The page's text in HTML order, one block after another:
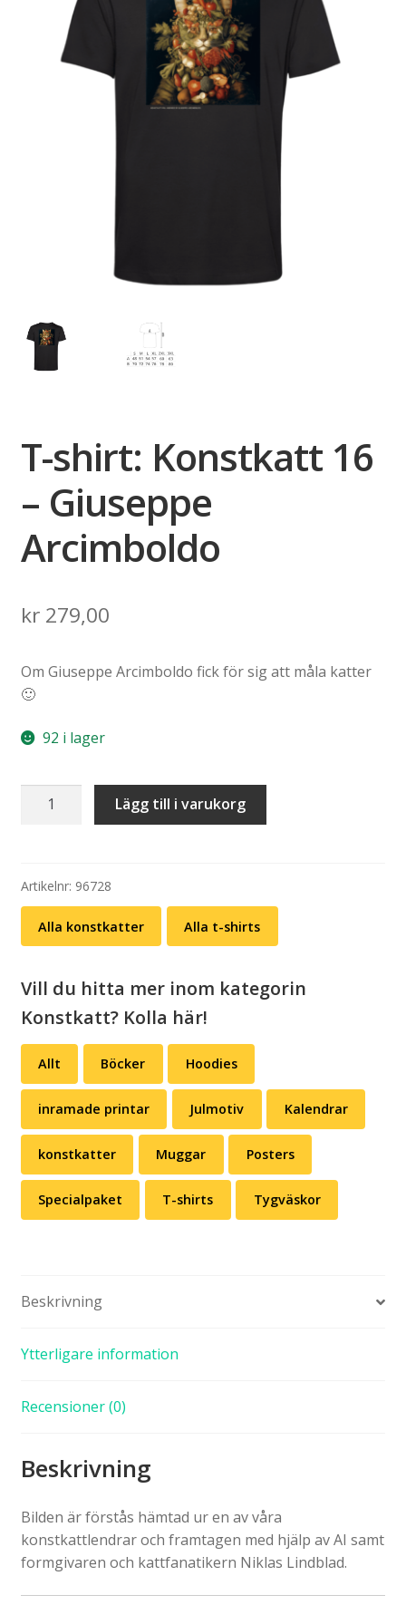
T-shirt: Konstkatt 16
– Giuseppe
Arcimboldo
kr279,00
Om Giuseppe Arcimboldo fick för sig att måla katter
🙂
92 i lager
–
Giuseppe
Arcimboldo
mängd
Lägg till i varukorg
Artikelnr: 96728
Alla konstkatter Alla t-shirts
Vill du hitta mer inom kategorin
Konstkatt? Kolla här!
Allt Böcker Hoodies
inramade printar Julmotiv Kalendrar
konstkatter Muggar Posters
Specialpaket T-shirts Tygväskor
Beskrivning
Ytterligare information
Recensioner (0)
Beskrivning
Bilden är förstås hämtad ur en av våra
konstkattlendrar och framtagen med hjälp av AI samt
formgivaren och kattfanatikern Niklas Lindblad.